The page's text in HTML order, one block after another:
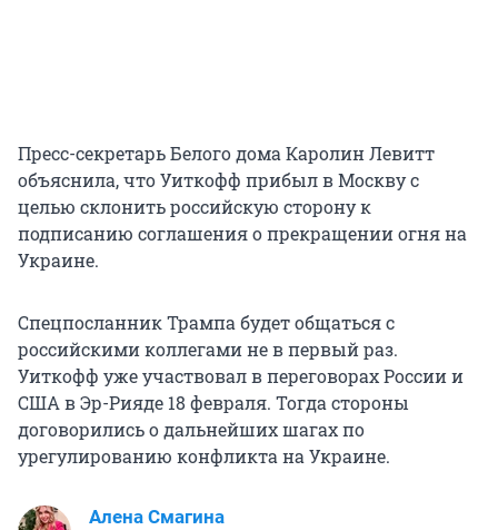
Пресс-секретарь Белого дома Каролин Левитт
объяснила, что Уиткофф прибыл в Москву с
целью склонить российскую сторону к
подписанию соглашения о прекращении огня на
Украине.
Спецпосланник Трампа будет общаться с
российскими коллегами не в первый раз.
Уиткофф уже участвовал в переговорах России и
США в Эр-Рияде 18 февраля. Тогда стороны
договорились о дальнейших шагах по
урегулированию конфликта на Украине.
Алена Смагина